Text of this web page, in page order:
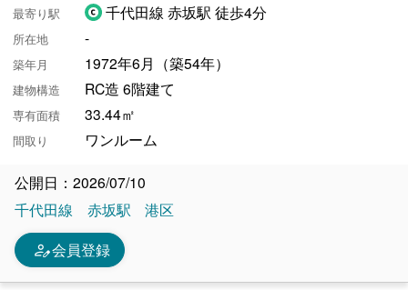
最寄り駅 千代田線 赤坂駅 徒歩4分
所在地 -
築年月 1972年6月（築54年）
建物構造 RC造 6階建て
専有面積 33.44㎡
間取り ワンルーム
公開日：2026/07/10
千代田線
赤坂駅 港区
person_edit会員登録